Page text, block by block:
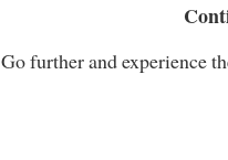
Go further and experience